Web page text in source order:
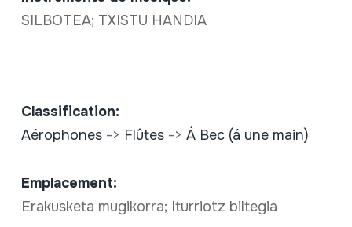
SILBOTEA; TXISTU HANDIA
Classification:
Aérophones-> Flûtes-> Á Bec (á une main)
Emplacement:
Erakusketa mugikorra; Iturriotz biltegia